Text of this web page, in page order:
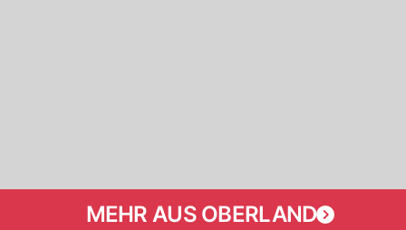
MEHR AUS OBERLAND